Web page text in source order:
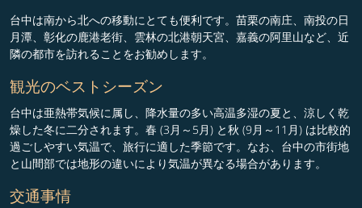
台中は南から北への移動にとても便利です。苗栗の南庄、南投の日
月潭、彰化の鹿港老街、雲林の北港朝天宮、嘉義の阿里山など、近
隣の都市を訪れることをお勧めします。
観光のベストシーズン
台中は亜熱帯気候に属し、降水量の多い高温多湿の夏と、涼しく乾
燥した冬に二分されます。春 (3月～5月) と秋 (9月～11月) は比較的
過ごしやすい気温で、旅行に適した季節です。なお、台中の市街地
と山間部では地形の違いにより気温が異なる場合があります。
交通事情